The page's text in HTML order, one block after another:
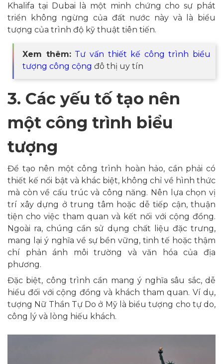
Khalifa tại Dubai là một minh chứng cho sự phát
triển không ngừng của đất nước này và là biểu
tượng của trình độ kỹ thuật tiên tiến.
Xem thêm: Tư vấn thiết kế công trình biểu
tượng công cộng đô thị uy tín
3. Các yếu tố tạo nên
một công trình biểu
tượng
Để tạo nên một công trình hoàn hảo, cần phải có
thiết kế nổi bật và khác biệt, không chỉ về hình thức
mà còn về cấu trúc và công năng. Nên lựa chọn vị
trí xây dựng ở trung tâm hoặc dễ tiếp cận, thuận
tiện cho việc tham quan và kết nối với cộng đồng.
Ngoài ra, chúng cần sử dụng chất liệu đặc trưng,
mang lại ý nghĩa về sự bền vững, tinh tế hoặc thậm
chí phản ánh môi trường và văn hóa của địa
phương.
Đặc biệt, công trình cần mang ý nghĩa sâu sắc, dễ
hiểu đối với cộng đồng và khách tham quan. Ví dụ,
tượng Nữ Thần Tự Do ở Mỹ là biểu tượng cho tự do,
công lý và lòng hiếu khách.